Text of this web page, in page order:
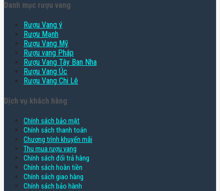
Danh mục rượu vang
Rượu Vang ý
Rượu Mạnh
Rượu Vang Mỹ
Rượu vang Pháp
Rượu Vang Tây Ban Nha
Rượu Vang Úc
Rượu Vang Chi Lê
Dịch vụ khách hàng
Chính sách bảo mật
Chính sách thanh toán
Chương trình khuyến mãi
Thu mua rượu vang
Chính sách đổi trả hàng
Chính sách hoàn tiền
Chính sách giao hàng
Chính sách bảo hành